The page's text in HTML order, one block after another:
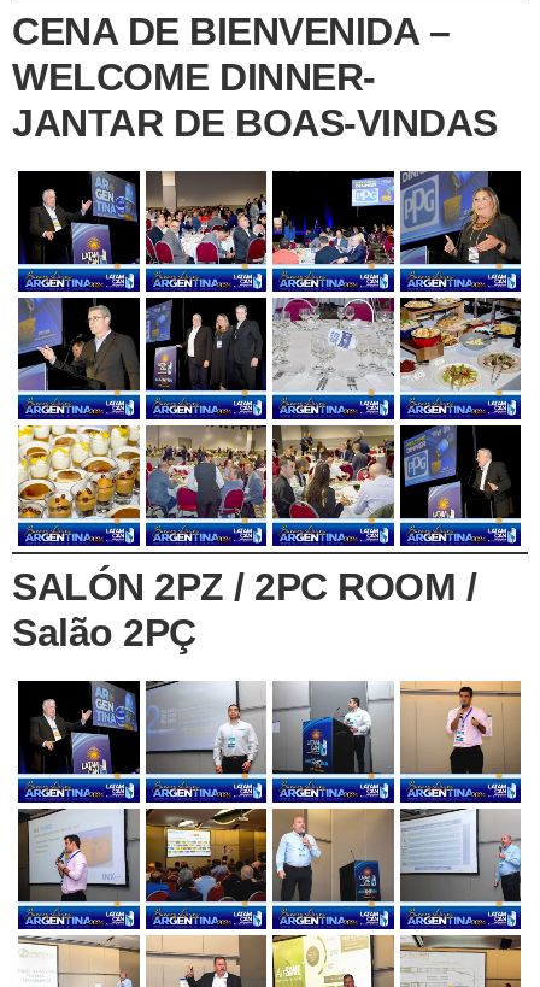
CENA DE BIENVENIDA –
WELCOME DINNER-
JANTAR DE BOAS-VINDAS
SALÓN 2PZ / 2PC ROOM /
Salão 2PÇ